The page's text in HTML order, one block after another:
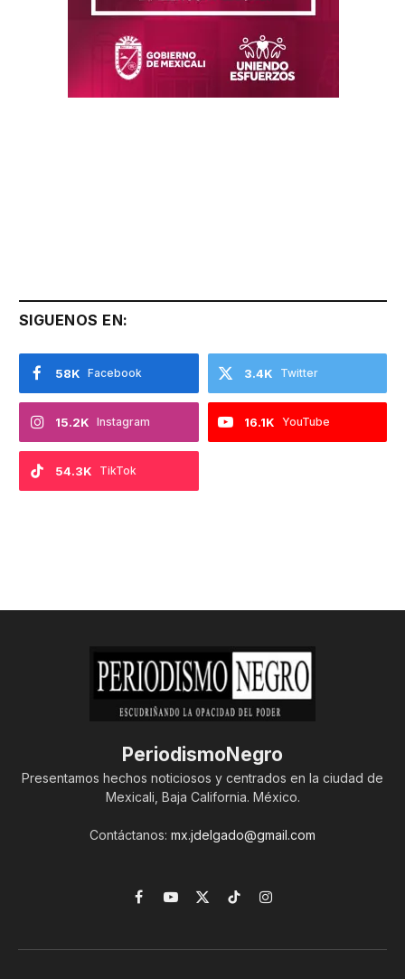
SIGUENOS EN:
Facebook
58K Twitter
3.4K
Instagram
15.2K YouTube
16.1K
TikTok
54.3K
PeriodismoNegro
Presentamos hechos noticiosos y centrados en la ciudad de
Mexicali, Baja California. México.
Contáctanos: mx.jdelgado@gmail.com
Facebook
YouTube
X
TikTokInstagram